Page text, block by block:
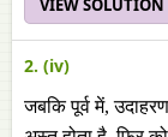
VIEW SOLUTION
2. (iv)
जबकि पूर्व में,